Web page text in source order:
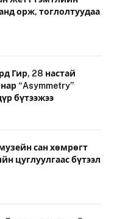
орж, тоглолтуудаа
Гир, 28 настай
“Asymmetry”
бүтээжээ
сан хөмрөгт
цуглуулгаас бүтээл